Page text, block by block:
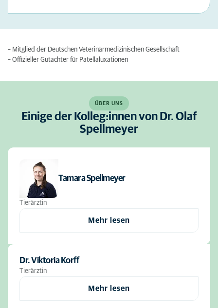
– Mitglied der Deutschen Veterinärmedizinischen Gesellschaft
– Offizieller Gutachter für Patellaluxationen
ÜBER UNS
Einige der Kolleg:innen von Dr. Olaf
Spellmeyer
Tamara Spellmeyer
Tierärztin
Mehr lesen
Dr. Viktoria Korff
Tierärztin
Mehr lesen